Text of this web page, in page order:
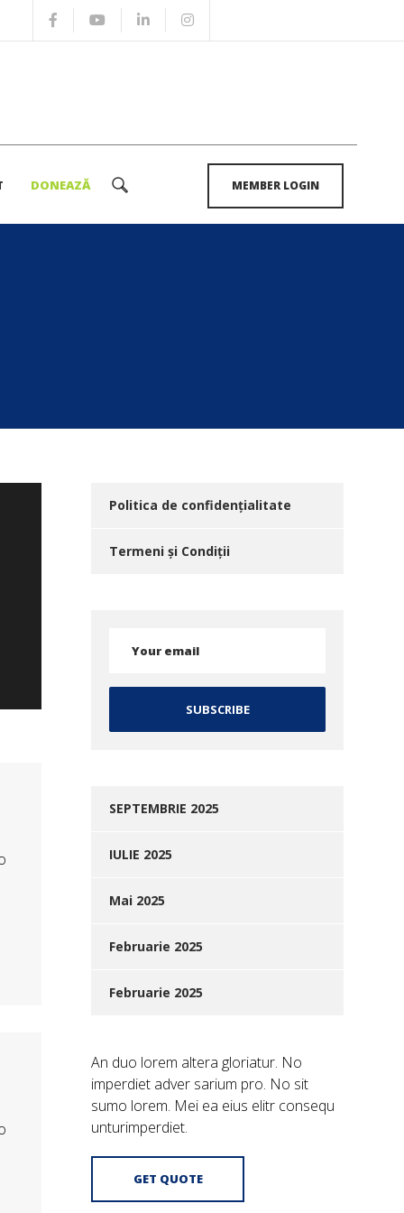
DONEAZĂ MEMBER LOGIN
Politica de confidențialitate
Termeni și Condiții
SEPTEMBRIE 2025
IULIE 2025
Mai 2025
Februarie 2025
Februarie 2025
An duo lorem altera gloriatur. No
imperdiet adver sarium pro. No sit
sumo lorem. Mei ea eius elitr consequ
unturimperdiet.
GET QUOTE